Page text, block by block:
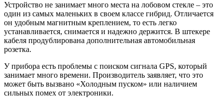
Устройство не занимает много места на лобовом стекле – это
один из самых маленьких в своем классе гибрид. Отличается
он удобным магнитным креплением, то есть легко
устанавливается, снимается и надежно держится. В штекере
кабеля продублирована дополнительная автомобильная
розетка.
У прибора есть проблемы с поиском сигнала GPS, который
занимает много времени. Производитель заявляет, что это
может быть вызвано «Холодным пуском» или наличием
сильных помех от электроники.